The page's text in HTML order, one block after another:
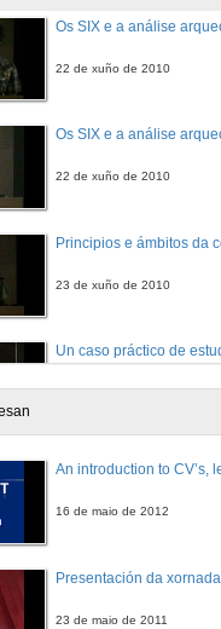
22 de xuño de 2010
22 de xuño de 2010
23 de xuño de 2010
24 de xuño de 2010
16 de maio de 2012
Presentación da xornada
23 de maio de 2011